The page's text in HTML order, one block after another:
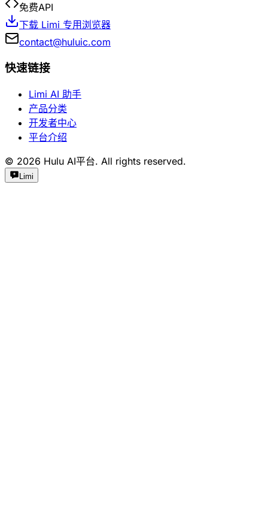
免费API
下载 Limi 专用浏览器
contact@huluic.com
快速链接
Limi AI 助手
产品分类
开发者中心
平台介绍
© 2026 Hulu AI平台. All rights reserved.
Limi